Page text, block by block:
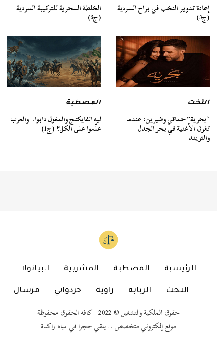
إعادة تدوير النخب في براح السردية
(ج3)
الخلطة السحرية للتركيبة السردية
(ج2)
التخت
“بحرية” حماقي وشيرين: عندما
تغرق الأغنية في بحر الجدل
والتريند
المصطبة
ليه الفايكنج والمغول دابوا.. والعرب
علّموا على الكل؟ (ج1)
الرئيسية المصطبة المشربية البيانولا
التخت الربابة زاوية خردواتي مرسال
حقوق الملكية والتشغيل © 2022 كافه الحقوق محفوظة
موقع إلكتروني متخصص .. يلقي حجرا في مياه راكدة